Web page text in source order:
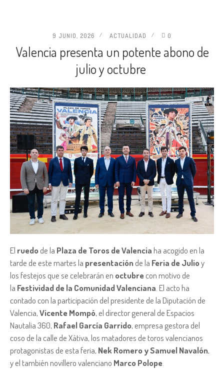
9 JUNIO, 2026 ACTUALIDAD 0
Valencia presenta un potente abono de
julio y octubre
El ruedode la Plaza de Toros de Valencia ha acogido en la
tarde de este martes la presentaciónde la Feria de Julioy
los festejos que se celebrarán en octubrecon motivo de
la Festividad de la Comunidad Valenciana. El acto ha
contado con la participación del presidente de la Diputación de
Valencia,Vicente Mompó, el director general de Espacios
Nautalia 360, Rafael García Garrido, empresa gestora del
coso de la calle de Xàtiva, los matadores de toros valencianos
protagonistas de esta feria, Nek Romero y Samuel Navalón,
y el también novillero valenciano Marco Polope.